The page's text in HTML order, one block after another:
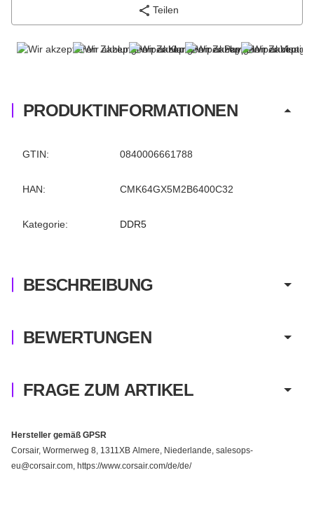
Teilen
PRODUKTINFORMATIONEN
Produkteigenschaft
Wert
GTIN: 0840006661788
HAN: CMK64GX5M2B6400C32
Kategorie: DDR5
BESCHREIBUNG
BEWERTUNGEN
FRAGE ZUM ARTIKEL
Hersteller gemäß GPSR
Corsair, Wormerweg 8, 1311XB Almere, Niederlande, salesops-
eu@corsair.com, https://www.corsair.com/de/de/